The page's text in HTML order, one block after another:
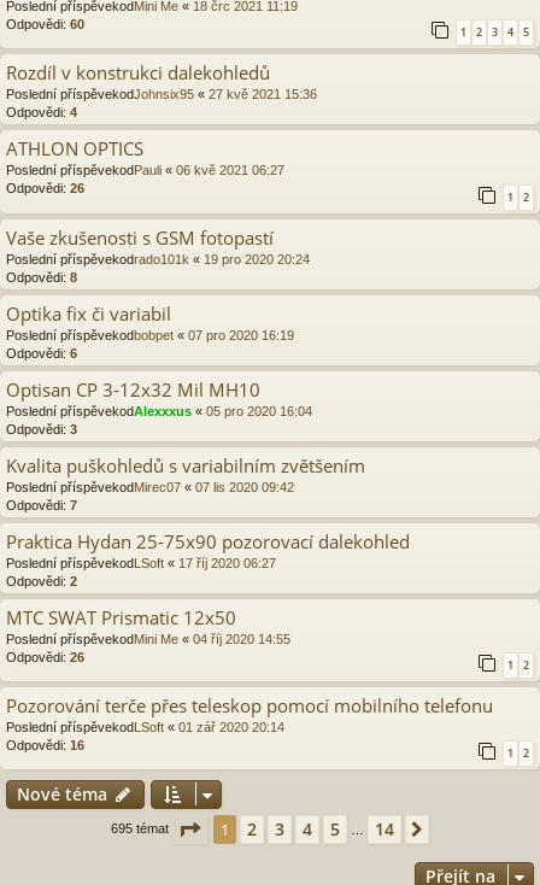
Poslední příspěvekodMini Me « 18 črc 2021 11:19
Odpovědi: 60
1 2 3 4 5
Rozdíl v konstrukci dalekohledů
Poslední příspěvekodJohnsix95 « 27 kvě 2021 15:36
Odpovědi: 4
ATHLON OPTICS
Poslední příspěvekod Pauli « 06 kvě 2021 06:27
Odpovědi: 26
1 2
Vaše zkušenosti s GSM fotopastí
Poslední příspěvekodrado101k « 19 pro 2020 20:24
Odpovědi: 8
Optika fix či variabil
Poslední příspěvekodbobpet « 07 pro 2020 16:19
Odpovědi: 6
Optisan CP 3-12x32 Mil MH10
Poslední příspěvekodAlexxxus « 05 pro 2020 16:04
Odpovědi: 3
Kvalita puškohledů s variabilním zvětšením
Poslední příspěvekodMirec07 « 07 lis 2020 09:42
Odpovědi: 7
Praktica Hydan 25-75x90 pozorovací dalekohled
Poslední příspěvekodLSoft « 17 říj 2020 06:27
Odpovědi: 2
MTC SWAT Prismatic 12x50
Poslední příspěvekodMini Me « 04 říj 2020 14:55
Odpovědi: 26
1 2
Pozorování terče přes teleskop pomocí mobilního telefonu
Poslední příspěvekodLSoft « 01 zář 2020 20:14
Odpovědi: 16
1 2
Nové téma
695 témat Stránka 1z 14
1 2 3 4 5 14
Přejít na